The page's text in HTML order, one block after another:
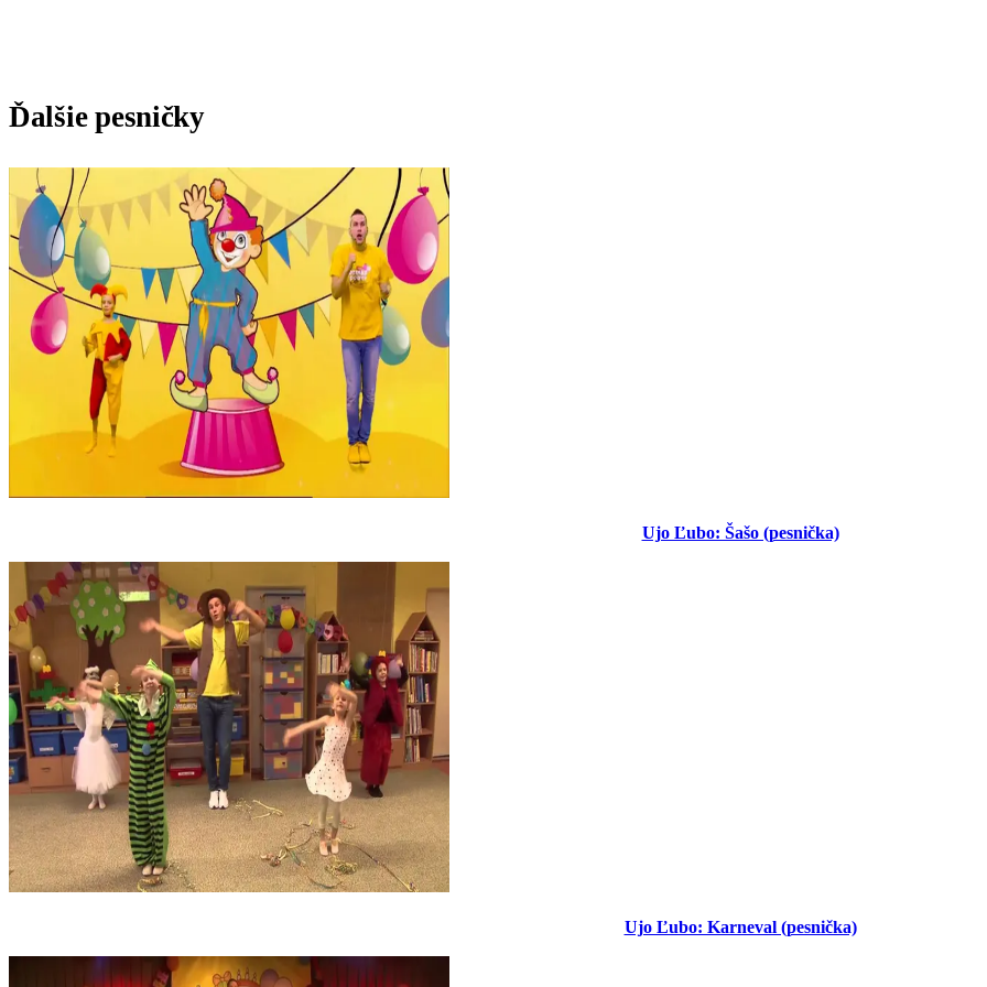
Ďalšie pesničky
Ujo Ľubo: Šašo (pesnička)
Ujo Ľubo: Karneval (pesnička)